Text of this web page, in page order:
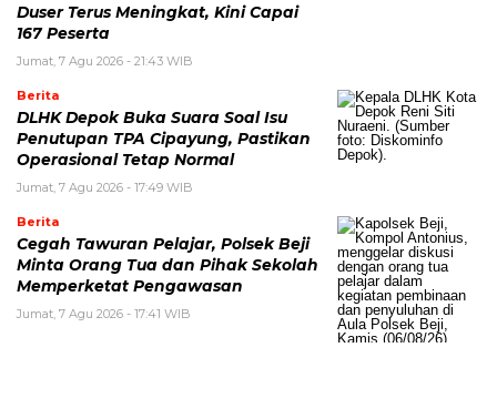
Duser Terus Meningkat, Kini Capai
167 Peserta
Jumat, 7 Agu 2026 - 21:43 WIB
Berita
DLHK Depok Buka Suara Soal Isu
Penutupan TPA Cipayung, Pastikan
Operasional Tetap Normal
Jumat, 7 Agu 2026 - 17:49 WIB
Berita
Cegah Tawuran Pelajar, Polsek Beji
Minta Orang Tua dan Pihak Sekolah
Memperketat Pengawasan
Jumat, 7 Agu 2026 - 17:41 WIB